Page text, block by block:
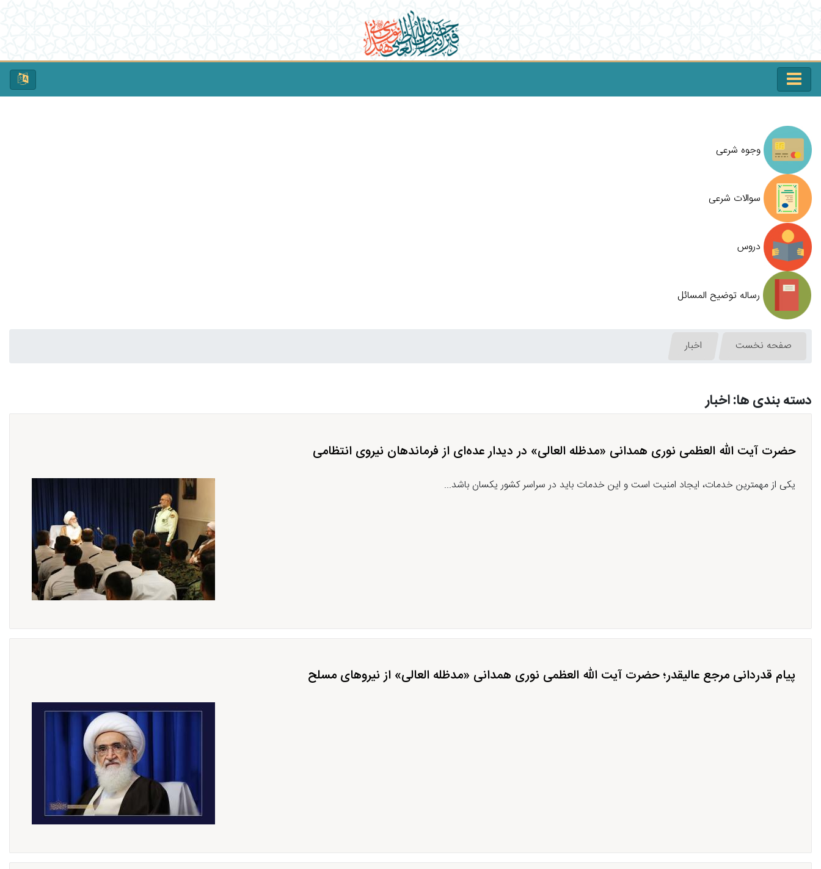
وجوه شرعی
سوالات شرعی
دروس
رساله توضیح المسائل
صفحه نخست اخبار
دسته بندی ها: اخبار
حضرت آیت الله العظمی نوری همدانی «مدظله العالی» در دیدار عده‌ای از فرماندهان نیروی انتظامی
یکی از مهمترین خدمات، ایجاد امنیت است‌ و این خدمات باید در سراسر کشور یکسان باشد...
پیام قدردانی مرجع عالیقدر؛ حضرت آیت الله العظمی نوری همدانی «مدظله العالی» از نیروهای مسلح